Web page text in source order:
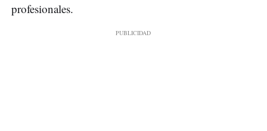
profesionales.